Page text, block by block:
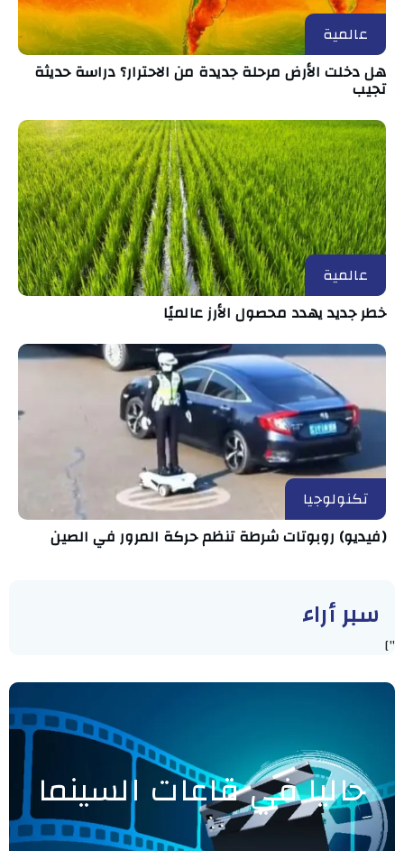
عالمية
هل دخلت الأرض مرحلة جديدة من الاحترار؟ دراسة حديثة
تجيب
عالمية
خطر جديد يهدد محصول الأرز عالميًا
تكنولوجيا
(فيديو) روبوتات شرطة تنظم حركة المرور في الصين
سبر أراء
"]
حاليا في قاعات السينما